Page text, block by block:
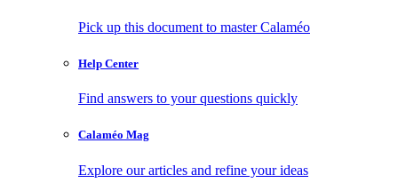
Pick up this document to master Calaméo
Help Center
Find answers to your questions quickly
Calaméo Mag
Explore our articles and refine your ideas